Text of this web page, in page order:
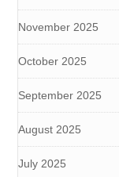
November 2025
October 2025
September 2025
August 2025
July 2025